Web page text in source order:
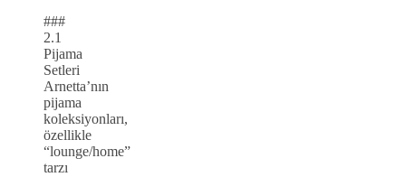
###
2.1
Pijama
Setleri
Arnetta’nın
pijama
koleksiyonları,
özellikle
“lounge/home”
tarzı